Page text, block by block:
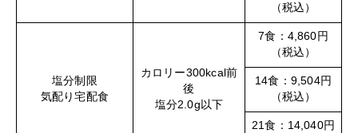
（税込）
塩分制限
気配り宅配食
カロリー300kcal前
後
塩分2.0g以下
7食：4,860円
（税込）
14食：9,504円
（税込）
21食：14,040円